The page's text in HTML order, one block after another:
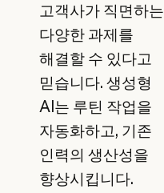
고객사가 직면하는
다양한 과제를
해결할 수 있다고
믿습니다. 생성형
AI는 루틴 작업을
자동화하고, 기존
인력의 생산성을
향상시킵니다.